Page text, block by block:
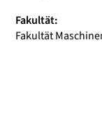
Fakultät:
Fakultät